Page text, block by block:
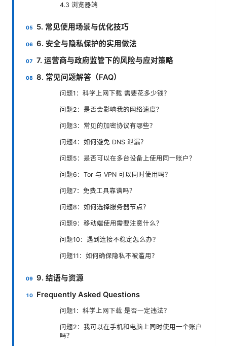
4.3 浏览器端
5. 常见使用场景与优化技巧
6. 安全与隐私保护的实用做法
7. 运营商与政府监管下的风险与应对策略
8. 常见问题解答（FAQ）
问题1：科学上网下载 需要花多少钱？
问题2：是否会影响我的网络速度？
问题3：常见的加密协议有哪些？
问题4：如何避免 DNS 泄漏？
问题5：是否可以在多台设备上使用同一账户？
问题6：Tor 与 VPN 可以同时使用吗？
问题7：免费工具靠谱吗？
问题8：如何选择服务器节点？
问题9：移动端使用需要注意什么？
问题10：遇到连接不稳定怎么办？
问题11：如何确保隐私不被滥用？
9. 结语与资源
Frequently Asked Questions
问题1：科学上网下载 是否一定违法？
问题2：我可以在手机和电脑上同时使用一个账户
吗？